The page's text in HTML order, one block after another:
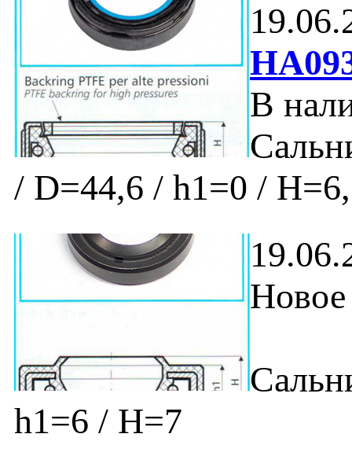
В
/ D=44,6 / h1=0 /
Новое
h1=6 / H=7